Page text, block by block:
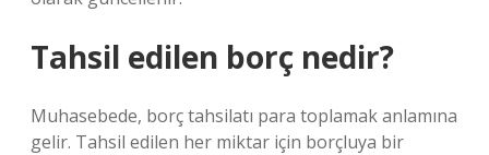
Tahsil edilen borç nedir?
Muhasebede, borç tahsilatı para toplamak anlamına
gelir. Tahsil edilen her miktar için borçluya bir